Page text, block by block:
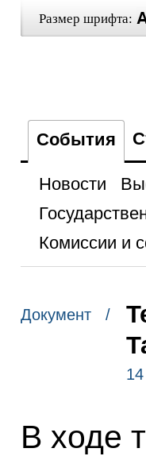
Размер шрифта:
События
Новости
Комиссии и
Документ /
В ходе